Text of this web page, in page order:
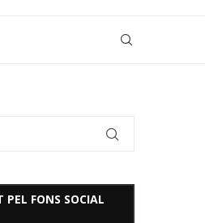
PEL FONS SOCIAL